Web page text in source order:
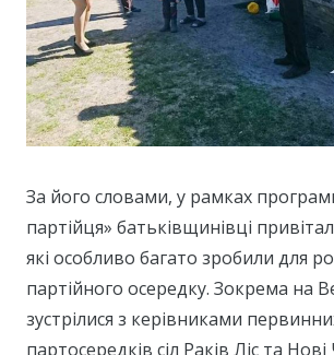
За його словами, у рамках
партійця» батьківщинівці
які особливо багато зробили для
партійного осередку. Зокрема на
зустрілися з керівниками
партосередків сіл Раків Ліс та